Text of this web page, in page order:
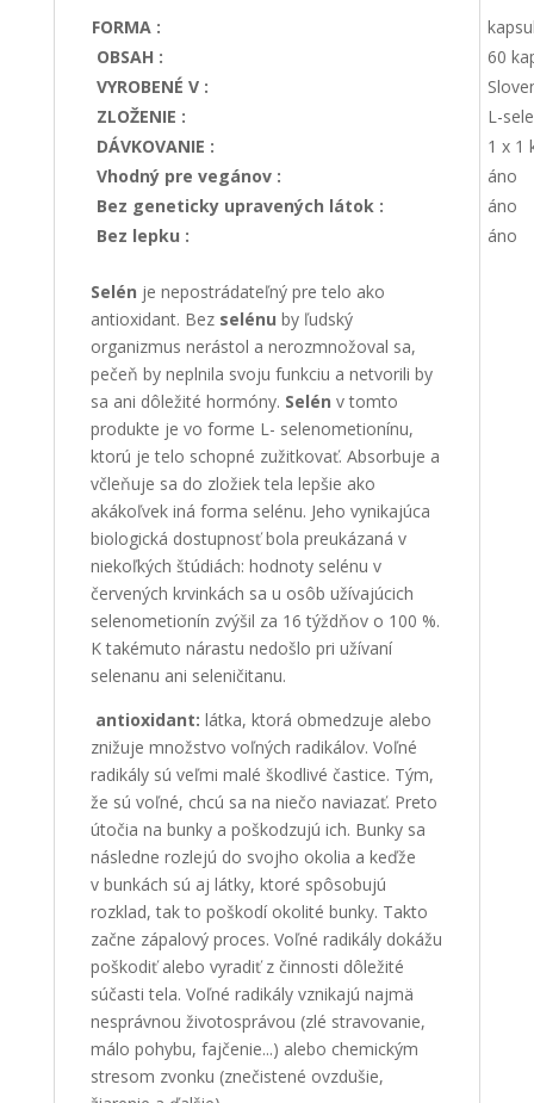
FORMA :
OBSAH :
60
VYROBENÉ V :
ZLOŽENIE :
L-
DÁVKOVANIE :
1 x 1
Vhodný pre vegánov :
áno
Bez geneticky upravených látok :
áno
Bez lepku :
áno
Selén je nepostrádateľný pre telo ako
antioxidant. Bez selénu by ľudský
organizmus nerástol a nerozmnožoval sa,
pečeň by neplnila svoju funkciu a netvorili by
sa ani dôležité hormóny. Selén v tomto
produkte je vo forme L- selenometionínu,
ktorú je telo schopné zužitkovať. Absorbuje a
včleňuje sa do zložiek tela lepšie ako
akákoľvek iná forma selénu. Jeho vynikajúca
biologická dostupnosť bola preukázaná v
niekoľkých štúdiách: hodnoty selénu v
červených krvinkách sa u osôb užívajúcich
selenometionín zvýšil za 16 týždňov o 100 %.
K takémuto nárastu nedošlo pri užívaní
selenanu ani seleničitanu.
antioxidant: látka, ktorá obmedzuje alebo
znižuje množstvo voľných radikálov. Voľné
radikály sú veľmi malé škodlivé častice. Tým,
že sú voľné, chcú sa na niečo naviazať. Preto
útočia na bunky a poškodzujú ich. Bunky sa
následne rozlejú do svojho okolia a keďže
v bunkách sú aj látky, ktoré spôsobujú
rozklad, tak to poškodí okolité bunky. Takto
začne zápalový proces. Voľné radikály dokážu
poškodiť alebo vyradiť z činnosti dôležité
súčasti tela. Voľné radikály vznikajú najmä
nesprávnou životosprávou (zlé stravovanie,
málo pohybu, fajčenie...) alebo chemickým
stresom zvonku (znečistené ovzdušie,